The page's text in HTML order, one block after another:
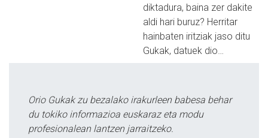
diktadura, baina zer dakite
aldi hari buruz? Herritar
hainbaten iritziak jaso ditu
Gukak, datuek dio…
Orio Gukak zu bezalako irakurleen babesa behar
du tokiko informazioa euskaraz eta modu
profesionalean lantzen jarraitzeko.